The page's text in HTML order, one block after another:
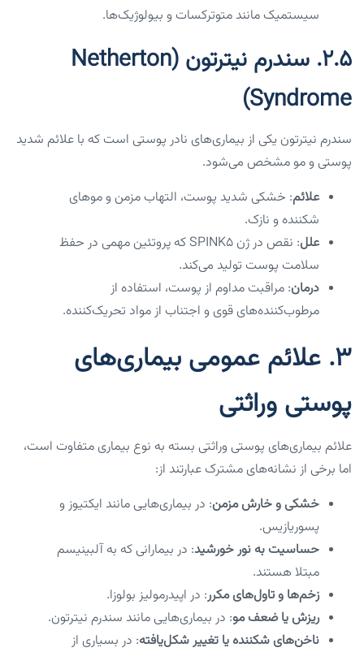
سیستمیک مانند متوترکسات و بیولوژیک‌ها.
۲.۵. سندرم نیترتون (Netherton
Syndrome)
سندرم نیترتون یکی از بیماری‌های نادر پوستی است که با علائم شدید
پوستی و مو مشخص می‌شود.
علائم: خشکی شدید پوست، التهاب مزمن و موهای
شکننده و نازک.
علل
: نقص در ژن SPINK5 که پروتئین مهمی در حفظ
سلامت پوست تولید می‌کند.
درمان: مراقبت مداوم از پوست، استفاده از
مرطوب‌کننده‌های قوی و اجتناب از مواد تحریک‌کننده.
۳. علائم عمومی بیماری‌های
پوستی وراثتی
علائم بیماری‌های پوستی وراثتی بسته به نوع بیماری متفاوت است،
اما برخی از نشانه‌های مشترک عبارتند از:
خشکی و خارش مزمن: در بیماری‌هایی مانند ایکتیوز و
پسوریازیس.
حساسیت به نور خورشید: در بیمارانی که به آلبینیسم
مبتلا هستند.
زخم‌ها و تاول‌های مکرر: در اپیدرمولیز بولوزا.
ریزش یا ضعف مو: در بیماری‌هایی مانند سندرم نیترتون.
ناخن‌های شکننده یا تغییر شکل‌یافته: در بسیاری از